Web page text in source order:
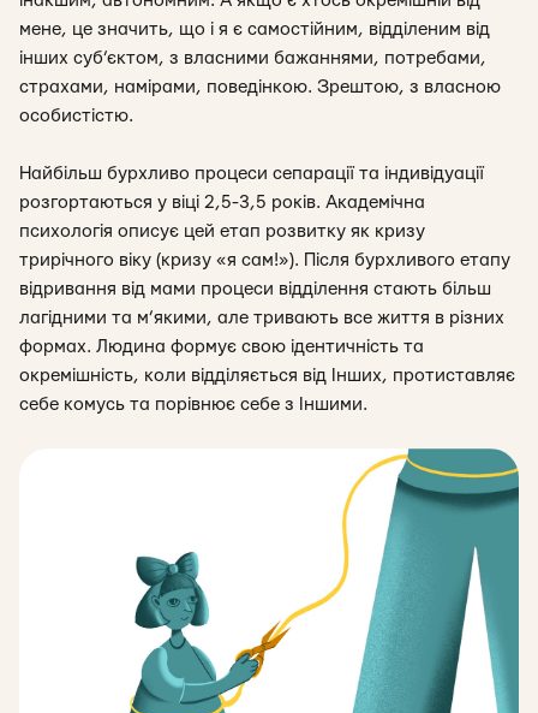
мене, це значить, що і я є самостійним, відділеним від
інших суб’єктом, з власними бажаннями, потребами,
страхами, намірами, поведінкою. Зрештою, з власною
особистістю.
Найбільш бурхливо процеси сепарації та індивідуації
розгортаються у віці 2,5-3,5 років. Академічна
психологія описує цей етап розвитку як кризу
трирічного віку (кризу «я сам!»). Після бурхливого етапу
відривання від мами процеси відділення стають більш
лагідними та м’якими, але тривають все життя в різних
формах. Людина формує свою ідентичність та
окремішність, коли відділяється від Інших, протиставляє
себе комусь та порівнює себе з Іншими.